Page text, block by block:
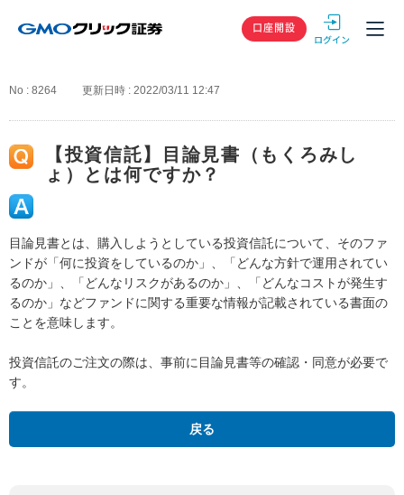
GMOクリック
口座開設
No : 8264 更新日時 : 2022/03/11 12:47
【投資信託】目論見書（もくろみし
ょ）とは何ですか？
目論見書とは、購入しようとしている投資信託について、そのファ
ンドが「何に投資をしているのか」、「どんな方針で運用されてい
るのか」、「どんなリスクがあるのか」、「どんなコストが発生す
るのか」などファンドに関する重要な情報が記載されている書面の
ことを意味します。
投資信託のご注文の際は、事前に目論見書等の確認・同意が必要で
す。
戻る